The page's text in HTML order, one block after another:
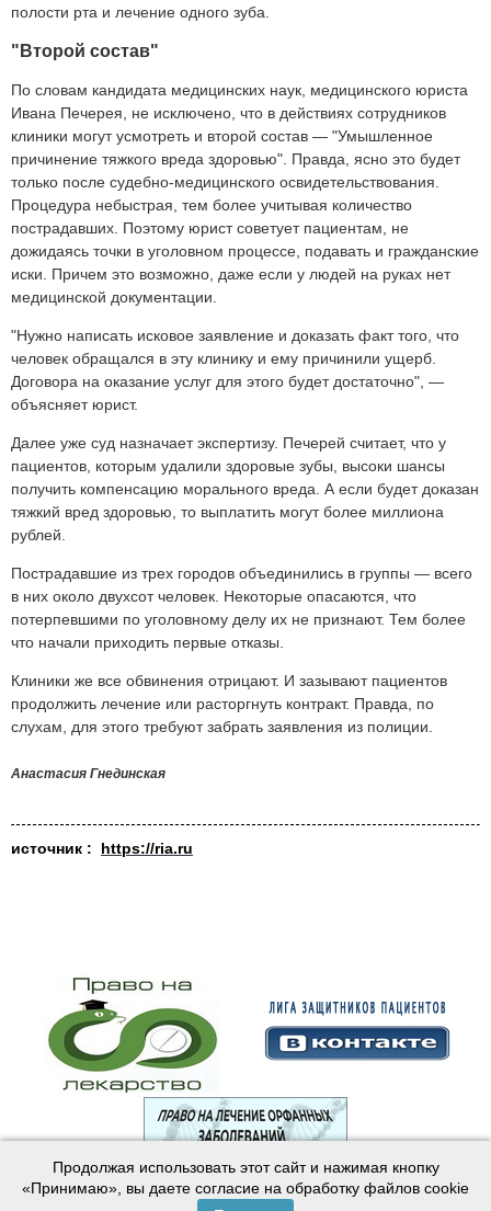
полости рта и лечение одного зуба.
"Второй состав"
По словам кандидата медицинских наук, медицинского юриста
Ивана Печерея, не исключено, что в действиях сотрудников
клиники могут усмотреть и второй состав — "Умышленное
причинение тяжкого вреда здоровью". Правда, ясно это будет
только после судебно-медицинского освидетельствования.
Процедура небыстрая, тем более учитывая количество
пострадавших. Поэтому юрист советует пациентам, не
дожидаясь точки в уголовном процессе, подавать и гражданские
иски. Причем это возможно, даже если у людей на руках нет
медицинской документации.
"Нужно написать исковое заявление и доказать факт того, что
человек обращался в эту клинику и ему причинили ущерб.
Договора на оказание услуг для этого будет достаточно", —
объясняет юрист.
Далее уже суд назначает экспертизу. Печерей считает, что у
пациентов, которым удалили здоровые зубы, высоки шансы
получить компенсацию морального вреда. А если будет доказан
тяжкий вред здоровью, то выплатить могут более миллиона
рублей.
Пострадавшие из трех городов объединились в группы — всего
в них около двухсот человек. Некоторые опасаются, что
потерпевшими по уголовному делу их не признают. Тем более
что начали приходить первые отказы.
Клиники же все обвинения отрицают. И зазывают пациентов
продолжить лечение или расторгнуть контракт. Правда, по
слухам, для этого требуют забрать заявления из полиции.
Анастасия Гнединская
источник : https://ria.ru
© 2003—2024 Лига защитников пациентов
Создание сайта — Интернет-студияМайер
Продолжая использовать этот сайт и нажимая кнопку
«Принимаю», вы даете согласие на обработку файлов cookie